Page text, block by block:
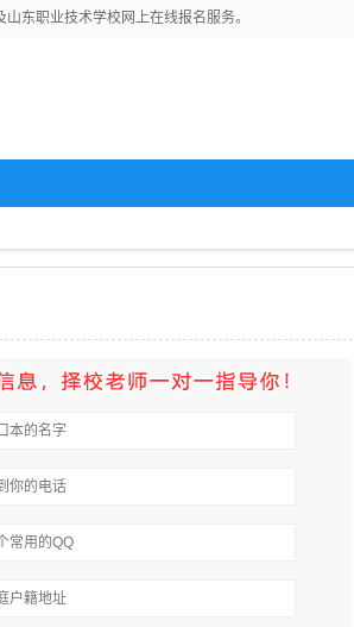
东职业技术学校网上在线报名服务。